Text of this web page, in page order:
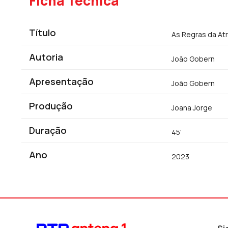
Título As Regras da
Autoria João Gobern
Apresentação João Gobern
Produção Joana Jorge
Duração 45'
Ano 2023